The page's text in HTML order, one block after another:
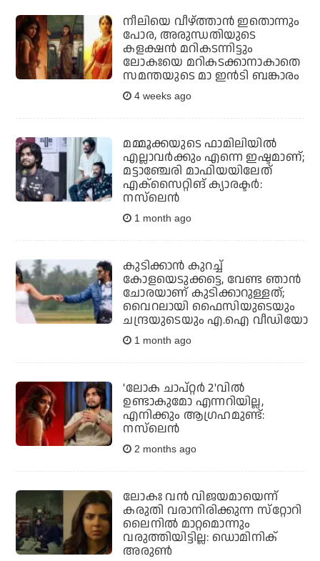
നീലിയെ വീഴ്ത്താന്‍ ഇതൊന്നും
പോര, അരുന്ധതിയുടെ
കളക്ഷന്‍ മറികടന്നിട്ടും
ലോകഃയെ മറികടക്കാനാകാതെ
സമന്തയുടെ മാ ഇന്‍ടി ബങ്കാരം
4 weeks ago
മമ്മൂക്കയുടെ ഫാമിലിയില്‍
എല്ലാവര്‍ക്കും എന്നെ ഇഷ്ടമാണ്;
മട്ടാഞ്ചേരി മാഫിയയിലേത്
എക്‌സൈറ്റിങ് ക്യാരക്ടര്‍:
നസ്‌ലെന്‍
1 month ago
കുടിക്കാന്‍ കുറച്ച്
കോളയെടുക്കട്ടെ, വേണ്ട ഞാന്‍
ചോരയാണ് കുടിക്കാറുള്ളത്;
വൈറലായി ഫൈസിയുടെയും
ചന്ദ്രയുടെയും എ.ഐ വീഡിയോ
1 month ago
'ലോക ചാപ്റ്റർ 2'വിൽ
ഉണ്ടാകുമോ എന്നറിയില്ല,
എനിക്കും ആഗ്രഹമുണ്ട്:
നസ്‌ലെൻ
2 months ago
ലോകഃ വന്‍ വിജയമായെന്ന്
കരുതി വരാനിരിക്കുന്ന സ്‌റ്റോറി
ലൈനില്‍ മാറ്റമൊന്നും
വരുത്തിയിട്ടില്ല: ഡൊമിനിക്
അരുണ്‍